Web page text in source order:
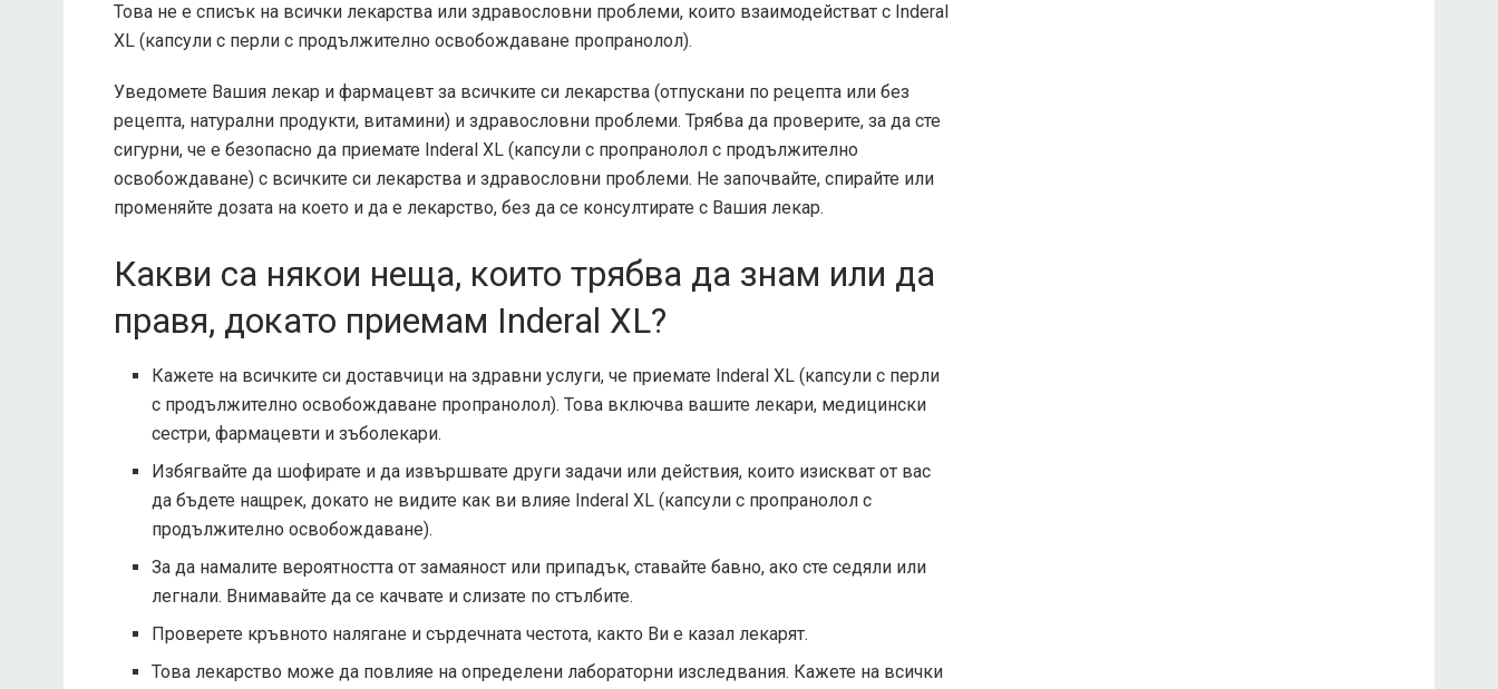
Това не е списък на всички лекарства или здравословни проблеми, които взаимодействат с Inderal
XL (капсули с перли с продължително освобождаване пропранолол).
Уведомете Вашия лекар и фармацевт за всичките си лекарства (отпускани по рецепта или без
рецепта, натурални продукти, витамини) и здравословни проблеми. Трябва да проверите, за да сте
сигурни, че е безопасно да приемате Inderal XL (капсули с пропранолол с продължително
освобождаване) с всичките си лекарства и здравословни проблеми. Не започвайте, спирайте или
променяйте дозата на което и да е лекарство, без да се консултирате с Вашия лекар.
Какви са някои неща, които трябва да знам или да
правя, докато приемам Inderal XL?
Кажете на всичките си доставчици на здравни услуги, че приемате Inderal XL (капсули с перли
с продължително освобождаване пропранолол). Това включва вашите лекари, медицински
сестри, фармацевти и зъболекари.
Избягвайте да шофирате и да извършвате други задачи или действия, които изискват от вас
да бъдете нащрек, докато не видите как ви влияе Inderal XL (капсули с пропранолол с
продължително освобождаване).
За да намалите вероятността от замаяност или припадък, ставайте бавно, ако сте седяли или
легнали. Внимавайте да се качвате и слизате по стълбите.
Проверете кръвното налягане и сърдечната честота, както Ви е казал лекарят.
Това лекарство може да повлияе на определени лабораторни изследвания. Кажете на всички